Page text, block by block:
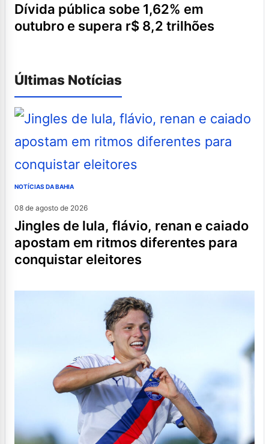
dívida pública sobe 1,62% em
outubro e supera r$ 8,2 trilhões
Últimas Notícias
NOTÍCIAS DA BAHIA
08 de agosto de 2026
jingles de lula, flávio, renan e caiado
apostam em ritmos diferentes para
conquistar eleitores